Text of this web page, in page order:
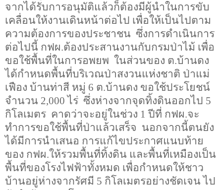
จากได้รับการอนุมัติแล้วก็ต้องมีผู้นำในการขับ
เคลื่อนให้งานเดินหน้าต่อไป เพื่อให้เป็นไปตาม
ความต้องการของประชาชน ซึ่งการดำเนินการ
ต่อไปนี้ กฟผ.ต้องประสานงานกับกรมป่าไม้ เพื่อ
ขอใช้พื้นที่ในการอพยพ ในส่วนของ ต.บ้านดง
ได้กำหนดพื้นที่บริเวณป่าสงวนแห่งชาติ ป่าแม่
เฟือง บ้านท่าสี หมู่ 6 ต.บ้านดง ขอใช้ประโยชน์
จำนวน 2,000ไร่ ซึ่งห่างจากจุดทิ้งดินออกไป 5
กิโลเมตร คาดว่าจะอยู่ในช่วง 1 ปีที่ กฟผ.จะ
ทำการขอใช้พื้นที่ป่าแล้วเสร็จ นอกจากนี้ตนยัง
ได้มีการนำเสนอ การแก้ไขประกาศแนบท้าย
ของ กฟผ.ให้รวมพื้นที่ทิ้งดิน และพื้นที่เหมืองเป็น
พื้นที่ของโรงไฟฟ้าทั้งหมด เพื่อกำหนดให้ชาว
บ้านอยู่ห่างจากรัศมี 5 กิโลเมตรอย่างชัดเจน ไป